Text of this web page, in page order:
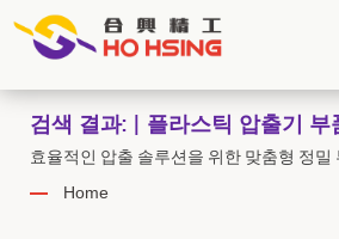
검색 결과: | 플라스틱 압출기 부품: 트윈 스크류,
트윈 배럴, 유압 스크린 체인저 -
효율적인 압출 솔루션을 위한 맞춤형 정밀
Home